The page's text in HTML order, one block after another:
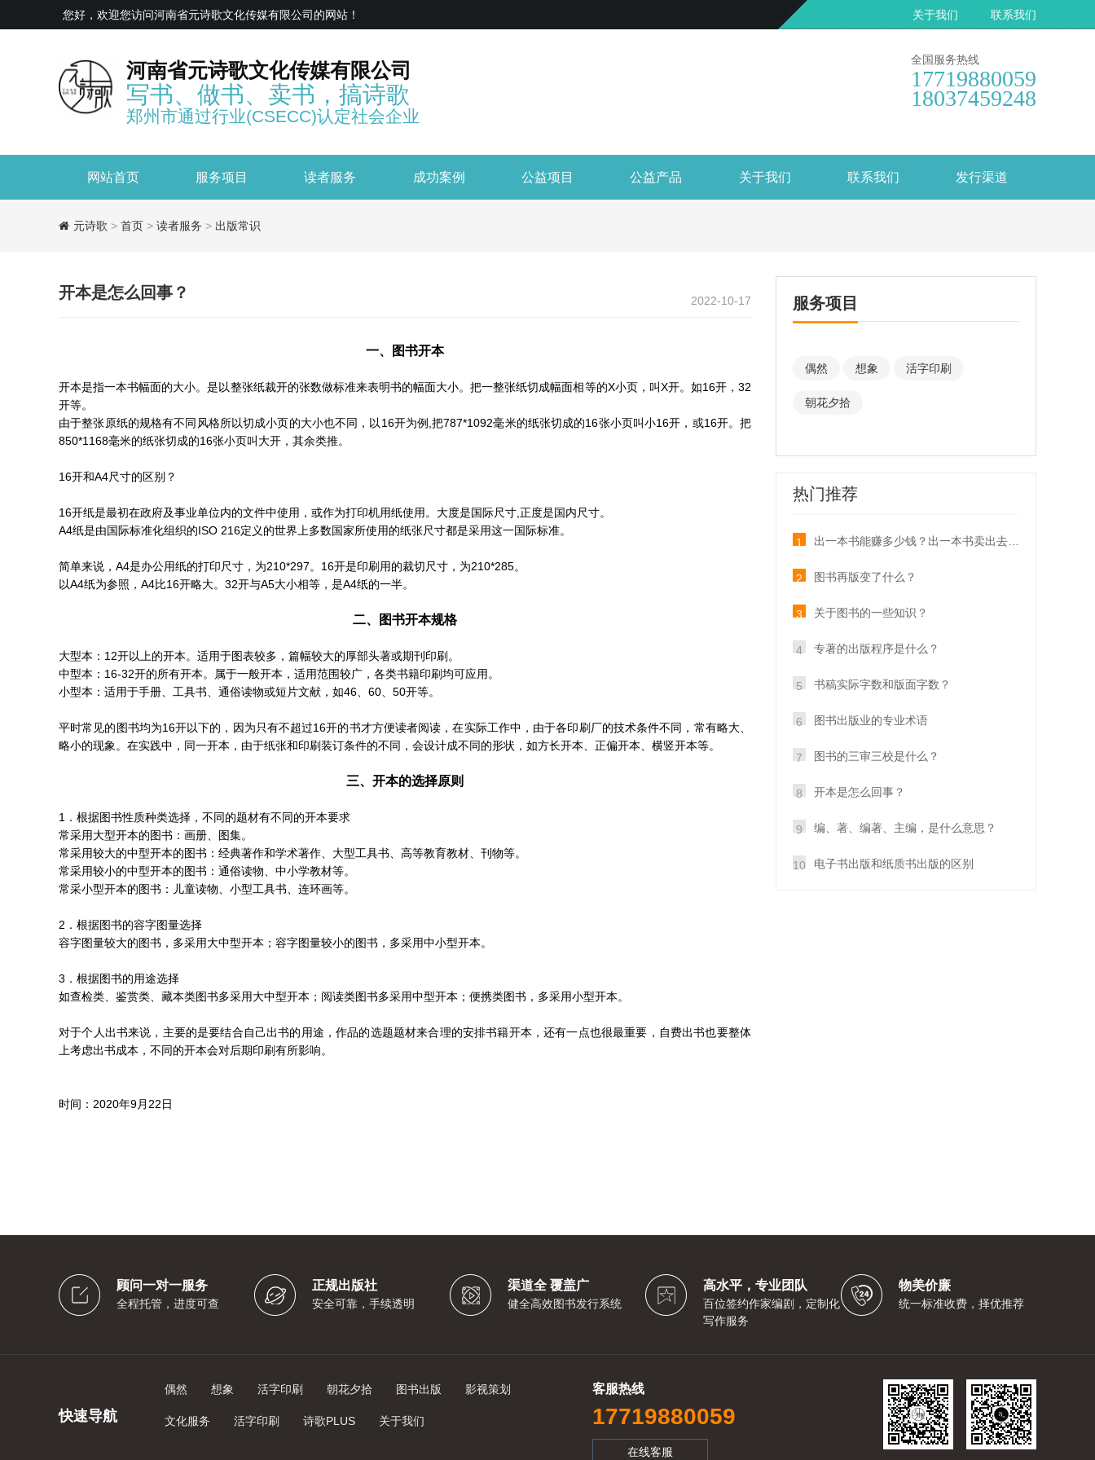
您好，欢迎您访问河南省元诗歌文化传媒有限公司的网站！ 关于我们 联系我们
河南省元诗歌文化传媒有限公司
写书、做书、卖书，搞诗歌
郑州市通过行业(CSECC)认定社会企业
全国服务热线
17719880059
18037459248
网站首页 服务项目 读者服务 成功案例 公益项目 公益产品 关于我们 联系我们 发行渠道
元诗歌 > 首页 > 读者服务 > 出版常识
开本是怎么回事？ 2022-10-17
一、图书开本
开本是指一本书幅面的大小。是以整张纸裁开的张数做标准来表明书的幅面大小。把一整张纸切成幅面相等的X小页，叫X开。如16开，32
开等。
由于整张原纸的规格有不同风格所以切成小页的大小也不同，以16开为例,把787*1092毫米的纸张切成的16张小页叫小16开，或16开。把
850*1168毫米的纸张切成的16张小页叫大开，其余类推。
16开和A4尺寸的区别？
16开纸是最初在政府及事业单位内的文件中使用，或作为打印机用纸使用。大度是国际尺寸,正度是国内尺寸。
A4纸是由国际标准化组织的ISO 216定义的世界上多数国家所使用的纸张尺寸都是采用这一国际标准。
简单来说，A4是办公用纸的打印尺寸，为210*297。16开是印刷用的裁切尺寸，为210*285。
以A4纸为参照，A4比16开略大。32开与A5大小相等，是A4纸的一半。
二、图书开本规格
大型本：12开以上的开本。适用于图表较多，篇幅较大的厚部头著或期刊印刷。
中型本：16-32开的所有开本。属于一般开本，适用范围较广，各类书籍印刷均可应用。
小型本：适用于手册、工具书、通俗读物或短片文献，如46、60、50开等。
平时常见的图书均为16开以下的，因为只有不超过16开的书才方便读者阅读，在实际工作中，由于各印刷厂的技术条件不同，常有略大、
略小的现象。在实践中，同一开本，由于纸张和印刷装订条件的不同，会设计成不同的形状，如方长开本、正偏开本、横竖开本等。
三、开本的选择原则
1．根据图书性质种类选择，不同的题材有不同的开本要求
常采用大型开本的图书：画册、图集。
常采用较大的中型开本的图书：经典著作和学术著作、大型工具书、高等教育教材、刊物等。
常采用较小的中型开本的图书：通俗读物、中小学教材等。
常采小型开本的图书：儿童读物、小型工具书、连环画等。
2．根据图书的容字图量选择
容字图量较大的图书，多采用大中型开本；容字图量较小的图书，多采用中小型开本。
3．根据图书的用途选择
如查检类、鉴赏类、藏本类图书多采用大中型开本；阅读类图书多采用中型开本；便携类图书，多采用小型开本。
对于个人出书来说，主要的是要结合自己出书的用途，作品的选题题材来合理的安排书籍开本，还有一点也很最重要，自费出书也要整体
上考虑出书成本，不同的开本会对后期印刷有所影响。
时间：2020年9月22日
服务项目
偶然 想象 活字印刷
朝花夕拾
热门推荐
1
2 图书再版变了什么？
3 关于图书的一些知识？
4 专著的出版程序是什么？
5 书稿实际字数和版面字数？
6 图书出版业的专业术语
7 图书的三审三校是什么？
8 开本是怎么回事？
9 编、著、编著、主编，是什么意思？
10 电子书出版和纸质书出版的区别
顾问一对一服务
全程托管，进度可查
正规出版社
安全可靠，手续透明
渠道全 覆盖广
健全高效图书发行系统
高水平，专业团队
百位签约作家编剧，定制化
写作服务
物美价廉
统一标准收费，择优推荐
快速导航
偶然 想象 活字印刷 朝花夕拾 图书出版 影视策划
文化服务 活字印刷 诗歌PLUS 关于我们
客服热线
17719880059
在线客服